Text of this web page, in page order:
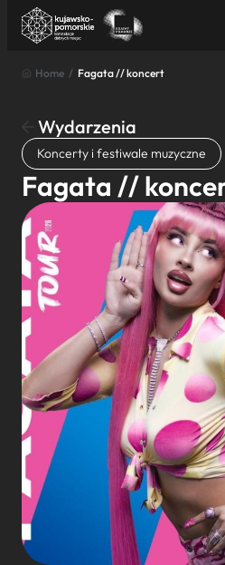
Znajdź atrakcję
Nazwa atrakcji
Miasto
Kategoria
Home / Fagata // koncert
Wydarzenia
Koncerty i festiwale muzyczne
Fagata //